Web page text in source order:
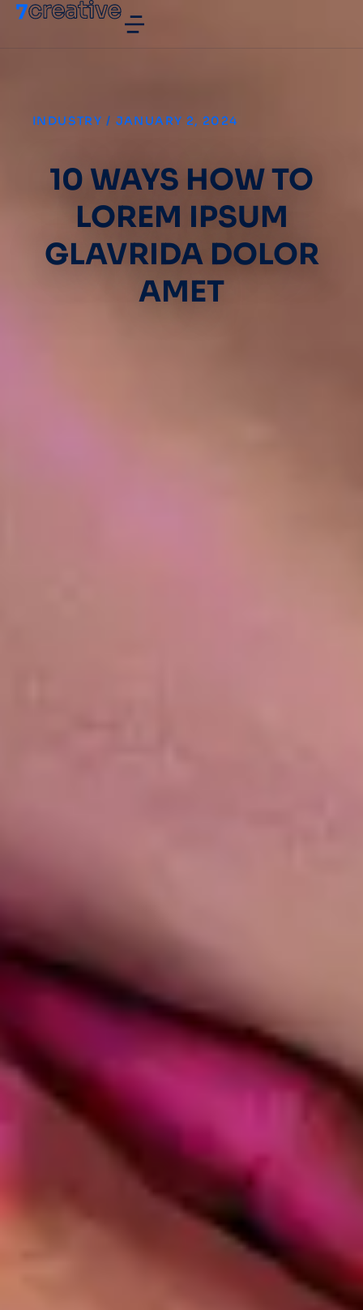
INDUSTRY / JANUARY 2, 2024
10 WAYS HOW TO
LOREM IPSUM
GLAVRIDA DOLOR
AMET